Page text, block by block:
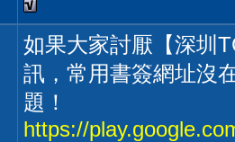
如果大家討厭【深圳
訊，常用書簽網址沒
題！
https://